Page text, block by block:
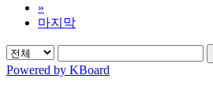
»
마지막
Powered by KBoard